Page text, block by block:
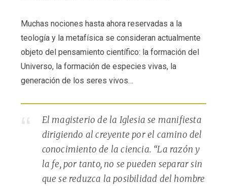
Muchas nociones hasta ahora reservadas a la
teología y la metafísica se consideran actualmente
objeto del pensamiento científico: la formación del
Universo, la formación de especies vivas, la
generación de los seres vivos…
El magisterio de la Iglesia se manifiesta
dirigiendo al creyente por el camino del
conocimiento de la ciencia. “La razón y
la fe, por tanto, no se pueden separar sin
que se reduzca la posibilidad del hombre